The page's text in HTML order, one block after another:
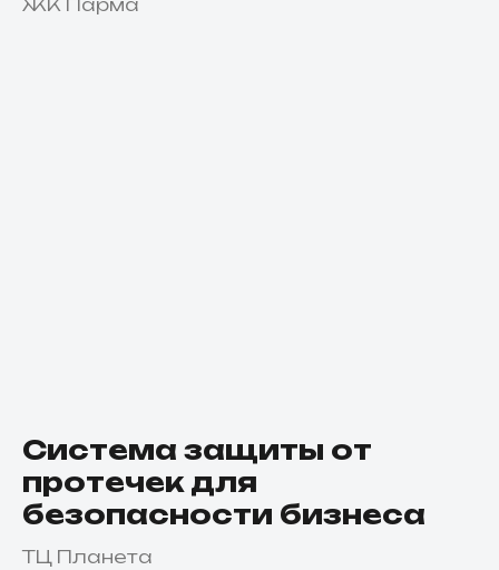
ЖК Парма
Система защиты от
протечек для
безопасности бизнеса
ТЦ Планета